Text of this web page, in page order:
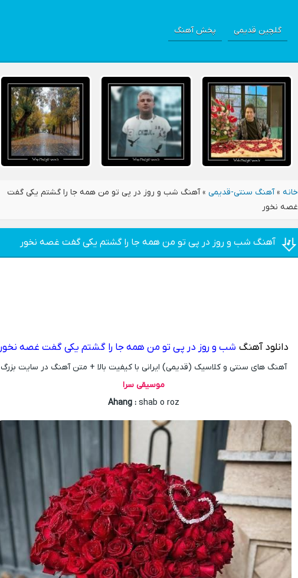
گلچین قدیمی پخش آهنگ
خانه »آهنگ سنتی-قدیمی »آهنگ شب و روز در پی تو من همه جا را گشتم یکی گفت
غصه نخور
آهنگ شب و روز در پی تو من همه جا را گشتم یکی گفت غصه نخور
دانلود آهنگ شب و روز در پی تو من همه جا را گشتم یکی گفت غصه نخور
آهنگ های سنتی و کلاسیک (قدیمی) ایرانی با کیفیت بالا + متن آهنگ در سایت بزرگ
موسیقی سرا
Ahang : shab o roz